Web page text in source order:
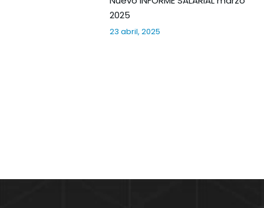
2025
23 abril, 2025